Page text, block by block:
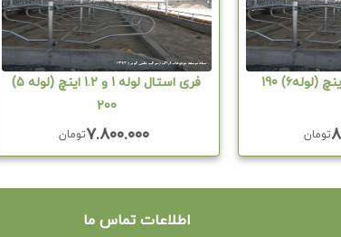
تومان
فری استال لوله 1 و 1.2 اینچ (لوله 5)
200
تومان ۷.۸۰۰.۰۰۰
اطلاعات تماس ما